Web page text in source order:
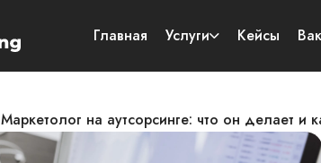
Главная Услуги Кейсы
Маркетолог на аутсорсинге: что он делает и